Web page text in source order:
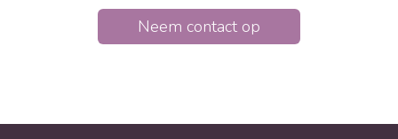
Neem contact op